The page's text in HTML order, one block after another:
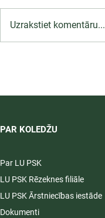
Uzrakstiet komentāru...
PAR KOLEDŽU
Par LU PSK
LU PSK Rēzeknes filiāle
LU PSK Ārstniecības iestāde
Dokumenti